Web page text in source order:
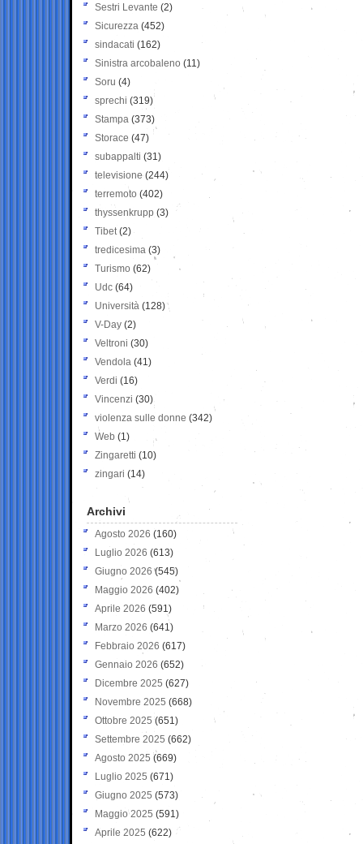
Sestri Levante (2)
Sicurezza (452)
sindacati (162)
Sinistra arcobaleno (11)
Soru (4)
sprechi (319)
Stampa (373)
Storace (47)
subappalti (31)
televisione(244)
terremoto (402)
thyssenkrupp (3)
Tibet(2)
tredicesima (3)
Turismo (62)
Udc (64)
Università (128)
V-Day (2)
Veltroni (30)
Vendola (41)
Verdi (16)
Vincenzi (30)
violenza sulle donne (342)
Web (1)
Zingaretti (10)
zingari (14)
Archivi
Agosto 2026 (160)
Luglio 2026 (613)
Giugno 2026 (545)
Maggio 2026 (402)
Aprile 2026 (591)
Marzo 2026 (641)
Febbraio 2026 (617)
Gennaio 2026 (652)
Dicembre 2025 (627)
Novembre 2025 (668)
Ottobre 2025 (651)
Settembre 2025 (662)
Agosto 2025 (669)
Luglio 2025 (671)
Giugno 2025 (573)
Maggio 2025 (591)
Aprile 2025 (622)